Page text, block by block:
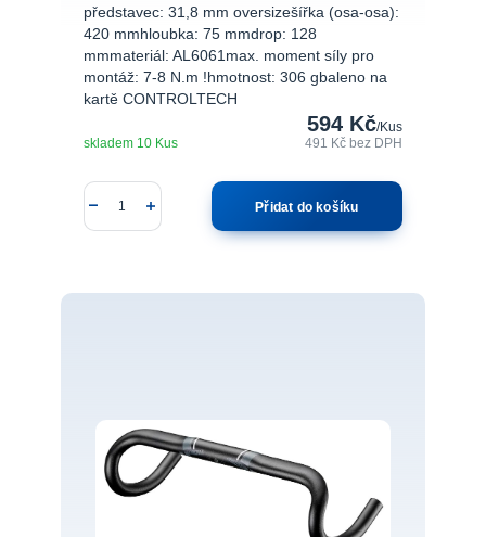
představec: 31,8 mm oversizešířka (osa-osa):
420 mmhloubka: 75 mmdrop: 128
mmmateriál: AL6061max. moment síly pro
montáž: 7-8 N.m !hmotnost: 306 gbaleno na
kartě CONTROLTECH
594 Kč/Kus
491 Kčbez DPH
skladem 10 Kus
Přidat do košíku